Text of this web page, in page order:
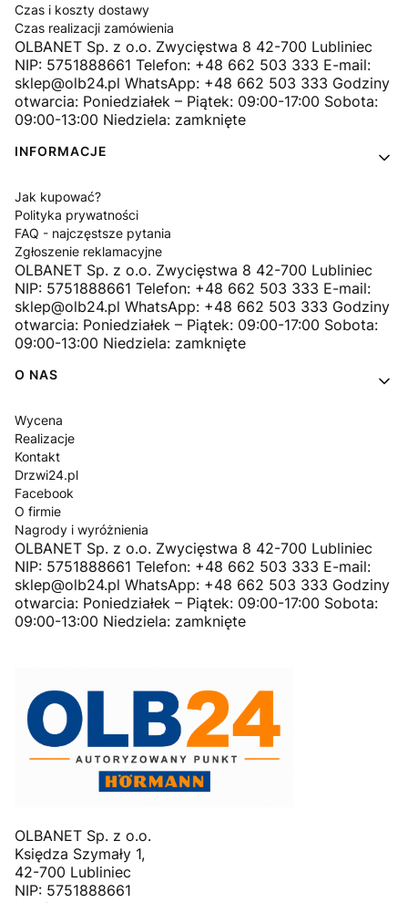
Czas i koszty dostawy
Czas realizacji zamówienia
OLBANET Sp. z o.o. Zwycięstwa 8 42-700 Lubliniec
NIP: 5751888661 Telefon: +48 662 503 333 E-mail:
sklep@olb24.pl WhatsApp: +48 662 503 333 Godziny
otwarcia: Poniedziałek – Piątek: 09:00-17:00 Sobota:
09:00-13:00 Niedziela: zamknięte
INFORMACJE
Jak kupować?
Polityka prywatności
FAQ - najczęstsze pytania
Zgłoszenie reklamacyjne
OLBANET Sp. z o.o. Zwycięstwa 8 42-700 Lubliniec
NIP: 5751888661 Telefon: +48 662 503 333 E-mail:
sklep@olb24.pl WhatsApp: +48 662 503 333 Godziny
otwarcia: Poniedziałek – Piątek: 09:00-17:00 Sobota:
09:00-13:00 Niedziela: zamknięte
O NAS
Wycena
Realizacje
Kontakt
Drzwi24.pl
Facebook
O firmie
Nagrody i wyróżnienia
OLBANET Sp. z o.o. Zwycięstwa 8 42-700 Lubliniec
NIP: 5751888661 Telefon: +48 662 503 333 E-mail:
sklep@olb24.pl WhatsApp: +48 662 503 333 Godziny
otwarcia: Poniedziałek – Piątek: 09:00-17:00 Sobota:
09:00-13:00 Niedziela: zamknięte
OLBANET Sp. z o.o.
Księdza Szymały 1,
42-700 Lubliniec
NIP: 5751888661